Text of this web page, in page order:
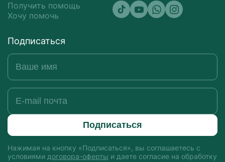
Получить помощь
Хочу помочь
Подписаться
Подписаться
Нажимая на кнопку «Подписаться», вы соглашаетесь с
условиями договора-оферты и даете согласие на обработку